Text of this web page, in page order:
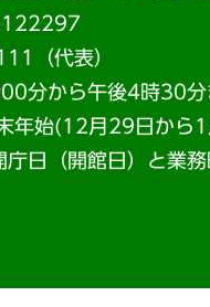
（代表）
分から午後4時30分
年始(12月29日から1
日（開館日）と業